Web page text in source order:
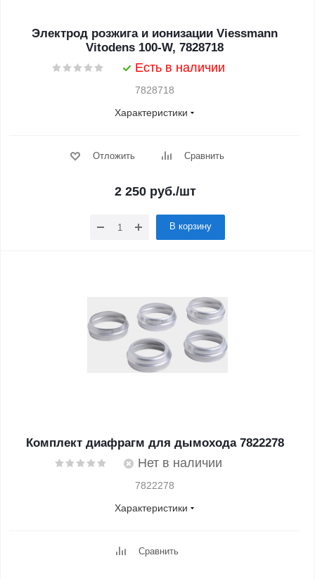
Электрод розжига и ионизации Viessmann
Vitodens 100-W, 7828718
Есть в наличии
7828718
Характеристики
Отложить Сравнить
2 250руб./шт
В корзину
Комплект диафрагм для дымохода 7822278
Нет в наличии
7822278
Характеристики
Сравнить